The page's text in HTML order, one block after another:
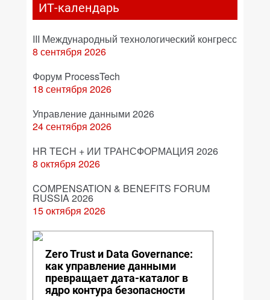
ИТ-календарь
III Международный технологический конгресс
8 сентября 2026
Форум ProcessTech
18 сентября 2026
Управление данными 2026
24 сентября 2026
HR TECH + ИИ ТРАНСФОРМАЦИЯ 2026
8 октября 2026
COMPENSATION & BENEFITS FORUM
RUSSIA 2026
15 октября 2026
Zero Trust и Data Governance:
как управление данными
превращает дата-каталог в
ядро контура безопасности